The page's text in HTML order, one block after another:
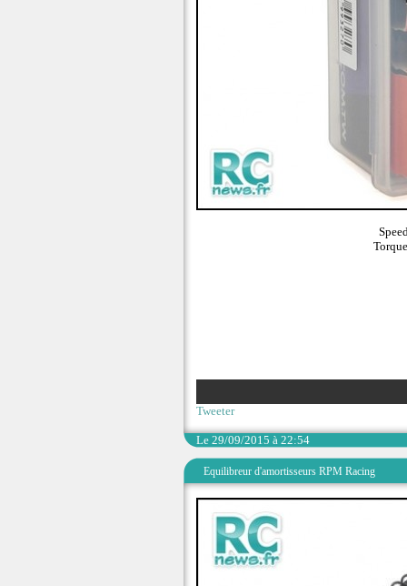
Tweeter
Le 29/09/2015 à 22:54
Equilibreur d'amortisseurs RPM Racing